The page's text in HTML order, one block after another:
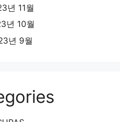
년 11월
년 10월
년 9월